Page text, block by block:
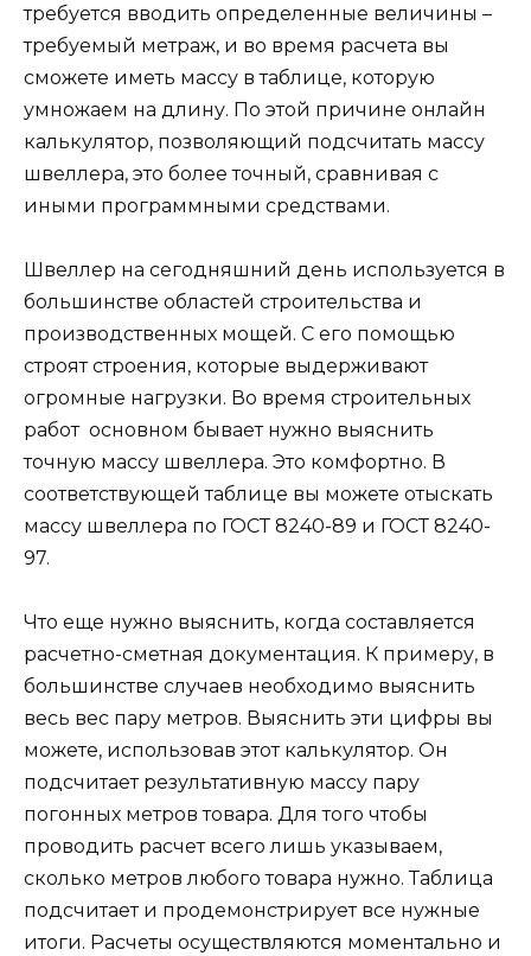
требуется вводить определенные величины –
требуемый метраж, и во время расчета вы
сможете иметь массу в таблице, которую
умножаем на длину. По этой причине онлайн
калькулятор, позволяющий подсчитать массу
швеллера, это более точный, сравнивая с
иными программными средствами.
Швеллер на сегодняшний день используется в
большинстве областей строительства и
производственных мощей. С его помощью
строят строения, которые выдерживают
огромные нагрузки. Во время строительных
работ основном бывает нужно выяснить
точную массу швеллера. Это комфортно. В
соответствующей таблице вы можете отыскать
массу швеллера по ГОСТ 8240-89 и ГОСТ 8240-
97.
Что еще нужно выяснить, когда составляется
расчетно-сметная документация. К примеру, в
большинстве случаев необходимо выяснить
весь вес пару метров. Выяснить эти цифры вы
можете, использовав этот калькулятор. Он
подсчитает результативную массу пару
погонных метров товара. Для того чтобы
проводить расчет всего лишь указываем,
сколько метров любого товара нужно. Таблица
подсчитает и продемонстрирует все нужные
итоги. Расчеты осуществляются моментально и